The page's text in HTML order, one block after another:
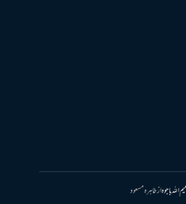
باجوہازطاہرہ مسعود